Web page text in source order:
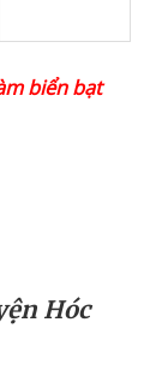
biển bạt
Hóc